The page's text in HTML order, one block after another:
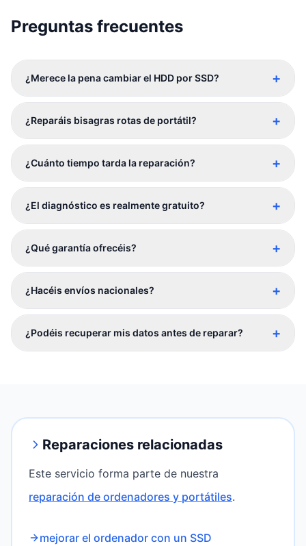
Preguntas frecuentes
¿Merece la pena cambiar el HDD por SSD? +
¿Reparáis bisagras rotas de portátil? +
¿Cuánto tiempo tarda la reparación? +
¿El diagnóstico es realmente gratuito? +
¿Qué garantía ofrecéis? +
¿Hacéis envíos nacionales? +
¿Podéis recuperar mis datos antes de reparar? +
Reparaciones relacionadas
Este servicio forma parte de nuestra
reparación de ordenadores y portátiles.
mejorar el ordenador con un SSD